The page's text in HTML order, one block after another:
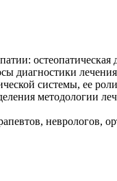
диагностики
системы, ее
методологии
неврологов,